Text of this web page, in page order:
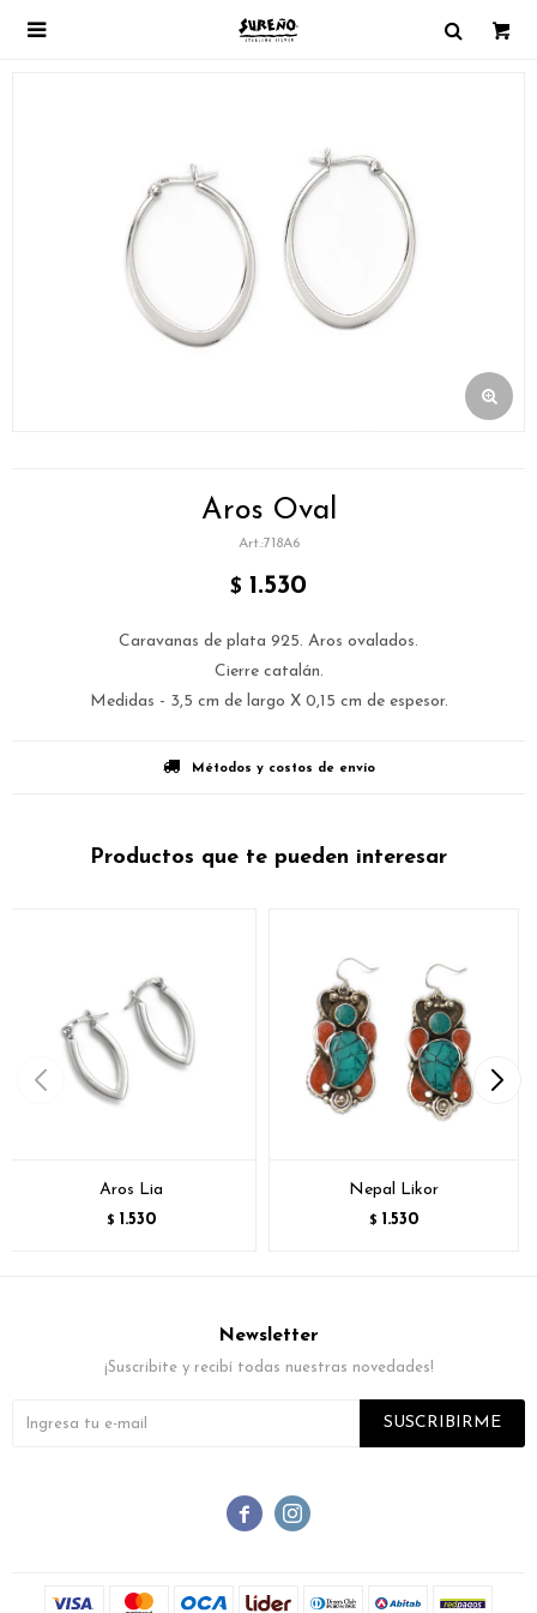

Aros Oval
718A6
$ 1.530
Caravanas de plata 925. Aros ovalados.
Cierre catalán.
Medidas - 3,5 cm de largo X 0,15 cm de espesor.
Métodos y costos de envío
Productos que te pueden interesar
Aros Lia
$ 1.530
Nepal Likor
$ 1.530
 
Newsletter
¡Suscribite y recibí todas nuestras novedades!
SUSCRIBIRME